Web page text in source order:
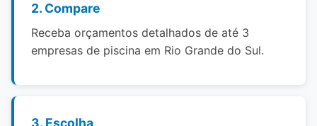
2. Compare
Receba orçamentos detalhados de até 3
empresas de piscina em Rio Grande do Sul.
3. Escolha